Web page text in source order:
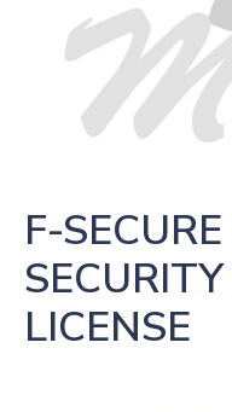
F-
LICENSE